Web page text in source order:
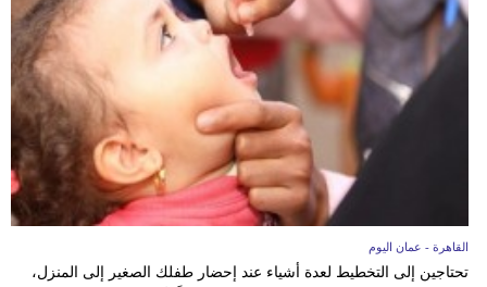
سيارات
القاهرة - عمان اليوم
تحتاجين إلى التخطيط لعدة أشياء عند إحضار طفلك الصغير إلى المنزل،